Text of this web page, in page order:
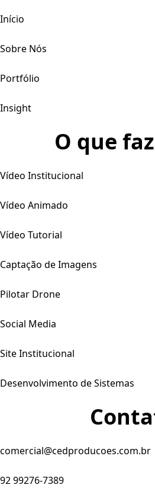
Início
Sobre Nós
Portfólio
Insight
O que
Vídeo Institucional
Vídeo Animado
Vídeo Tutorial
Captação de Imagens
Pilotar Drone
Social Media
Site Institucional
Desenvolvimento de Sistemas
comercial@cedproducoes.com.br
92 99276-7389